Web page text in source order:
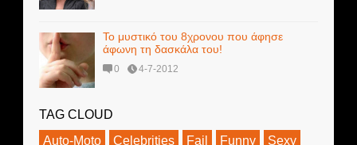
Το μυστικό του 8χρονου που άφησε
άφωνη τη δασκάλα του!
0 4-7-2012
TAG CLOUD
Auto-Moto
Celebrities Fail Funny Sexy